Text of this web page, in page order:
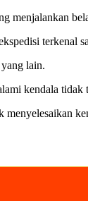
menjalankan
terkenal
lain.
kendala tidak